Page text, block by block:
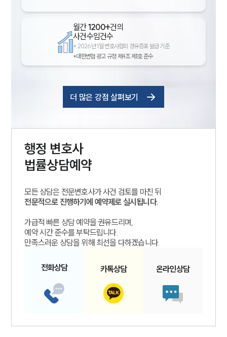
월간1200+건의
사건수임건수
* 2026년 1월 변호사협회 경유증표 발급 기준
*대한변협 광고 규정 제4조 제1호 준수
더 많은 강점 살펴보기
행정 변호사
법률상담예약
모든 상담은 전문변호사가 사건 검토를 마친 뒤
전문적으로 진행하기에 예약제로 실시됩니다.
가급적 빠른 상담 예약을 권유드리며,
예약 시간 준수를 부탁드립니다.
만족스러운 상담을 위해 최선을 다하겠습니다.
전화상담 카톡상담 온라인상담